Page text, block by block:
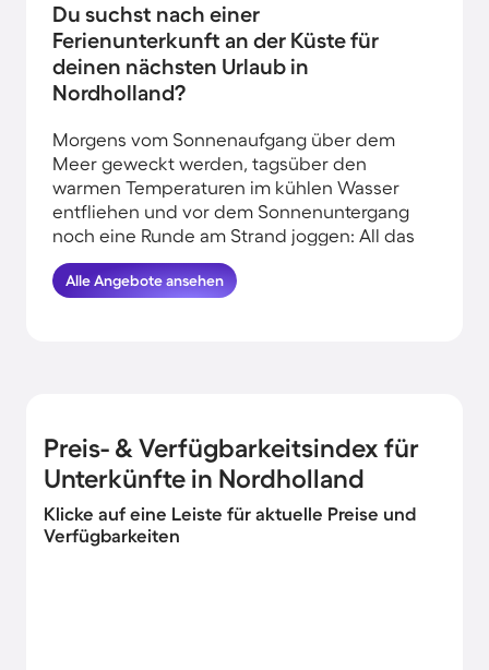
Du suchst nach einer
Ferienunterkunft an der Küste für
deinen nächsten Urlaub in
Nordholland?
Morgens vom Sonnenaufgang über dem
Meer geweckt werden, tagsüber den
warmen Temperaturen im kühlen Wasser
entfliehen und vor dem Sonnenuntergang
noch eine Runde am Strand joggen: All das
kannst du erleben, wenn du deinen Urlaub
am Wasser in Nordholland verbringst.
Alle Angebote ansehen
Preis- & Verfügbarkeitsindex für
Unterkünfte in Nordholland
Klicke auf eine Leiste für aktuelle Preise und
Verfügbarkeiten